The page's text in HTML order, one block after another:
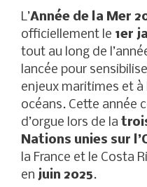
L’Année de la Mer
officiellement le 1er
tout au long de
lancée pour
enjeux maritimes et à
océans. Cette année
d’orgue lors de la
Nations unies sur
la France et le Costa
en juin 2025.